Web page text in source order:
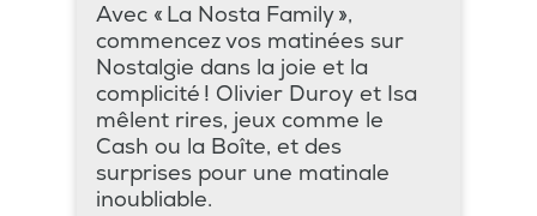
Avec « La Nosta Family »,
commencez vos matinées sur
Nostalgie dans la joie et la
complicité ! Olivier Duroy et Isa
mêlent rires, jeux comme le
Cash ou la Boîte, et des
surprises pour une matinale
inoubliable.